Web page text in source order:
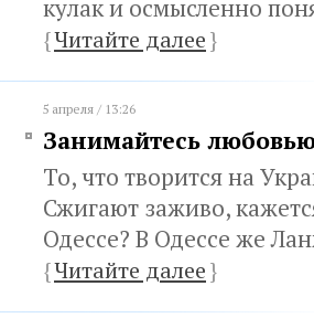
кулак и осмысленно
{Читайте далее}
5 апреля / 13:26
Занимайтесь
То, что творится на
Сжигают заживо,
Одессе? В Одессе же
{Читайте далее}